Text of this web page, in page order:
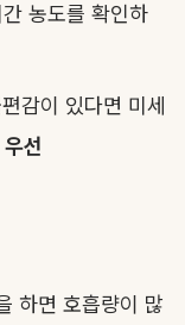
농도를 확인하
감이 있다면 미세
선
하면 호흡량이 많